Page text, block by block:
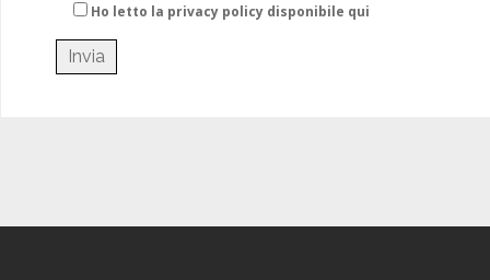
Ho letto la privacy policy disponibile qui